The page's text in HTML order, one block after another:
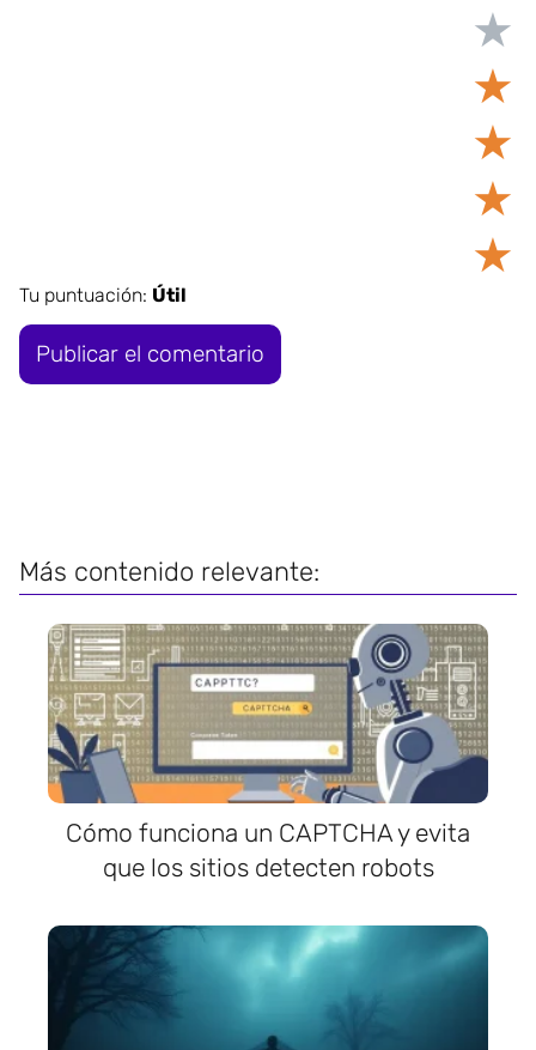
★
★
★
★
★
Tu puntuación: Útil
Más contenido relevante:
Cómo funciona un CAPTCHA y evita
que los sitios detecten robots